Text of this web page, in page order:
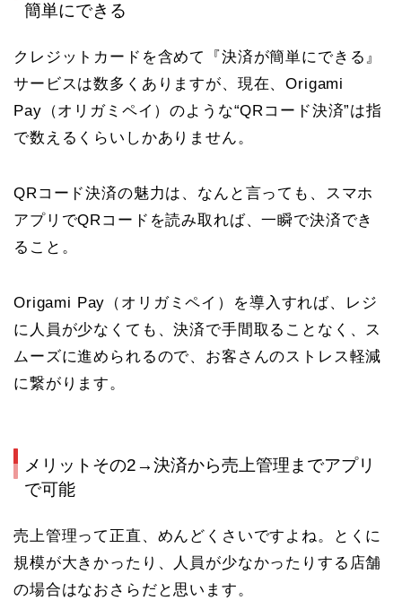
簡単にできる
クレジットカードを含めて『決済が簡単にできる』
サービスは数多くありますが、現在、Origami
Pay （オリガミペイ）のような“QRコード決済”は指
で数えるくらいしかありません。
QRコード決済の魅力は、なんと言っても、スマホ
アプリでQRコードを読み取れば、一瞬で決済でき
ること。
Origami Pay （オリガミペイ）
を導入すれば、レジ
に人員が少なくても、決済で手間取ることなく、ス
ムーズに進められるので、お客さんのストレス軽減
に繋がります。
メリットその2→決済から売上管理までアプリ
で可能
売上管理って正直、めんどくさいですよね。とくに
規模が大きかったり、人員が少なかったりする店舗
の場合はなおさらだと思います。